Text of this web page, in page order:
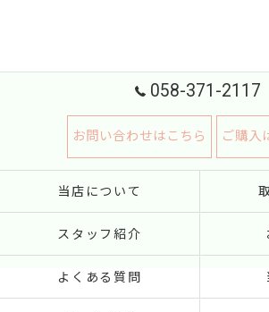
058-371-2117
お問い合わせはこちら ご購入
当店について
スタッフ紹介
よくある質問